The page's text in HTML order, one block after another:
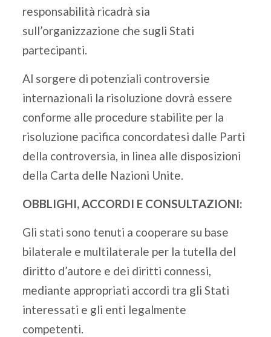
responsabilità ricadrà sia
sull’organizzazione che sugli Stati
partecipanti.
Al sorgere di potenziali controversie
internazionali la risoluzione dovrà essere
conforme alle procedure stabilite per la
risoluzione pacifica concordatesi dalle Parti
della controversia, in linea alle disposizioni
della Carta delle Nazioni Unite.
OBBLIGHI, ACCORDI E CONSULTAZIONI:
Gli stati sono tenuti a cooperare su base
bilaterale e multilaterale per la tutella del
diritto d’autore e dei diritti connessi,
mediante appropriati accordi tra gli Stati
interessati e gli enti legalmente
competenti.